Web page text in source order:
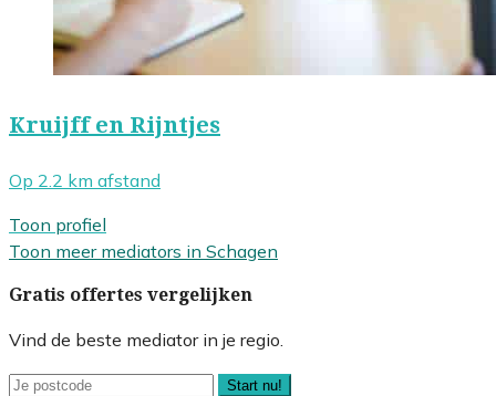
Kruijff en Rijntjes
Op 2.2 km afstand
Toon profiel
Toon meer mediators in Schagen
Gratis offertes vergelijken
Vind de beste mediator in je regio.
Start nu!